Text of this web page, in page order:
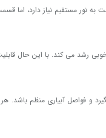
می کند. با این حال قابلیت تحمل
و فواصل آبیاری منظم